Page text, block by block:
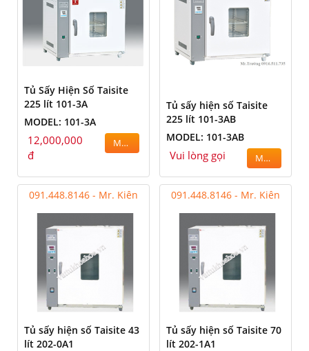
Tủ Sấy Hiện Số Taisite
225 lít 101-3A
MODEL: 101-3A
12,000,000
đ
MUA
Tủ sấy hiện số Taisite
225 lít 101-3AB
MODEL: 101-3AB
Vui lòng gọi MUA
091.448.8146 - Mr. Kiên
Tủ sấy hiện số Taisite 43
lít 202-0A1
091.448.8146 - Mr. Kiên
Tủ sấy hiện số Taisite 70
lít 202-1A1